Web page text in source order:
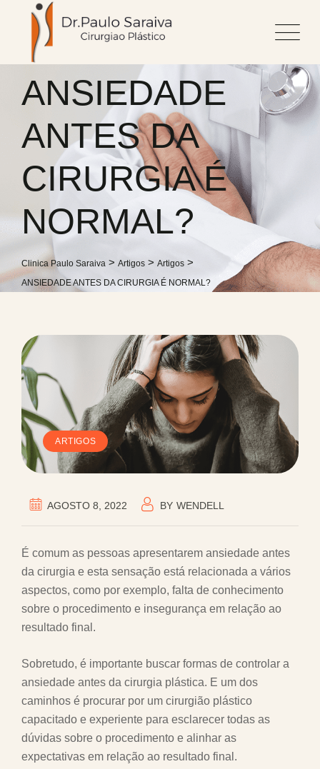
content
ANSIEDADE
ANTES DA
CIRURGIA É
NORMAL?
Clinica Paulo Saraiva > Artigos > Artigos >
ANSIEDADE ANTES DA CIRURGIA É NORMAL?
ARTIGOS
AGOSTO 8, 2022 BY WENDELL
É comum as pessoas apresentarem ansiedade antes
da cirurgia e esta sensação está relacionada a vários
aspectos, como por exemplo, falta de conhecimento
sobre o procedimento e insegurança em relação ao
resultado final.
Sobretudo, é importante buscar formas de controlar a
ansiedade antes da cirurgia plástica. E um dos
caminhos é procurar por um cirurgião plástico
capacitado e experiente para esclarecer todas as
dúvidas sobre o procedimento e alinhar as
expectativas em relação ao resultado final.